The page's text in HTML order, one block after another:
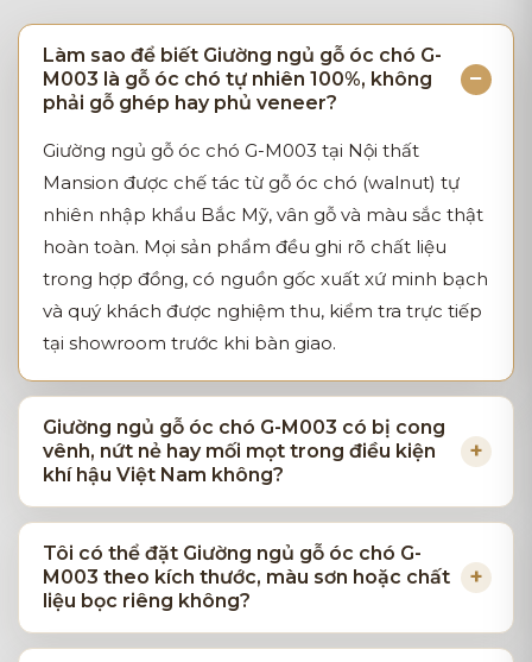
Làm sao để biết Giường ngủ gỗ óc chó G-
M003 là gỗ óc chó tự nhiên 100%, không
phải gỗ ghép hay phủ veneer?
Giường ngủ gỗ óc chó G-M003 tại Nội thất
Mansion được chế tác từ gỗ óc chó (walnut) tự
nhiên nhập khẩu Bắc Mỹ, vân gỗ và màu sắc thật
hoàn toàn. Mọi sản phẩm đều ghi rõ chất liệu
trong hợp đồng, có nguồn gốc xuất xứ minh bạch
và quý khách được nghiệm thu, kiểm tra trực tiếp
tại showroom trước khi bàn giao.
Giường ngủ gỗ óc chó G-M003 có bị cong
vênh, nứt nẻ hay mối mọt trong điều kiện
khí hậu Việt Nam không?
Tôi có thể đặt Giường ngủ gỗ óc chó G-
M003 theo kích thước, màu sơn hoặc chất
liệu bọc riêng không?